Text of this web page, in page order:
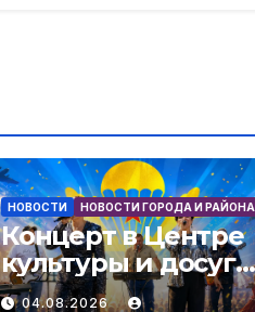
НОВОСТИ НОВОСТИ ГОРОДА И РАЙОНА
Концерт в Центре
культуры и досуга
в честь Дня ВДВ
04.08.2026